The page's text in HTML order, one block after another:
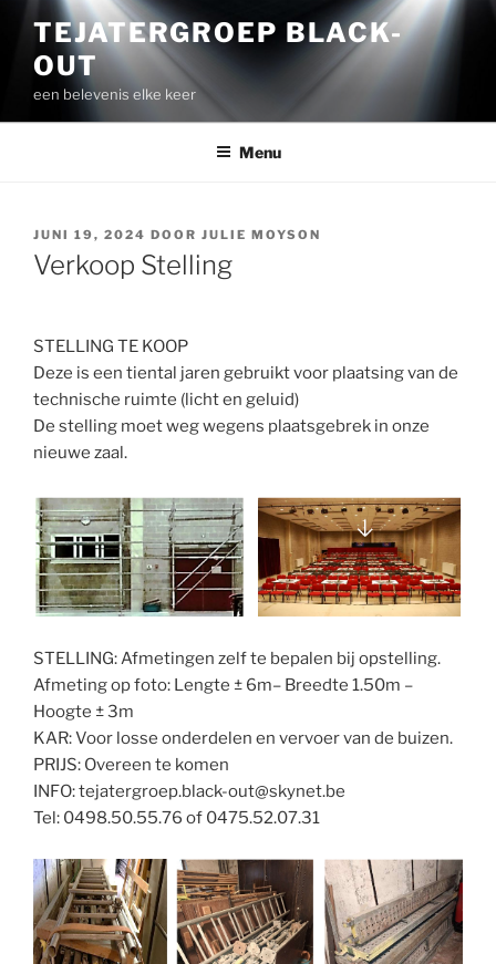
inhoud
TEJATERGROEP BLACK-
OUT
een belevenis elke keer
Menu
GEPLAATST
OP
JUNI 19, 2024 DOOR JULIE MOYSON
Verkoop Stelling
STELLING TE KOOP
Deze is een tiental jaren gebruikt voor plaatsing van de
technische ruimte (licht en geluid)
De stelling moet weg wegens plaatsgebrek in onze
nieuwe zaal.
STELLING: Afmetingen zelf te bepalen bij opstelling.
Afmeting op foto: Lengte ± 6m– Breedte 1.50m –
Hoogte ± 3m
KAR: Voor losse onderdelen en vervoer van de buizen.
PRIJS: Overeen te komen
INFO: tejatergroep.black-out@skynet.be
Tel: 0498.50.55.76 of 0475.52.07.31